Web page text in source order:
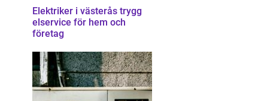
Elektriker i västerås trygg
elservice för hem och
företag